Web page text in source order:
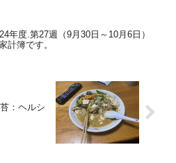
年度.第27週（9月30日～10月6日）
計簿です。
：ヘルシ